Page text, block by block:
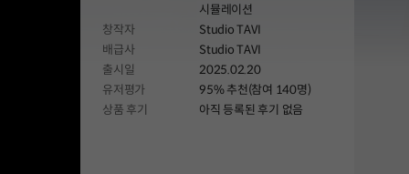
시뮬레이션
창작자
Studio TAVI
배급사
Studio TAVI
출시일
2025.02.20
유저평가
95% 추천(참여 140명)
상품 후기
아직 등록된 후기 없음